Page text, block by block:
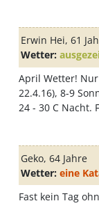
Erwin Hei, 61
Wetter:
April Wetter!
22.4.16), 8-9
24 - 30 C Nacht.
Geko, 64 Jahre
Wetter: eine
Fast kein Tag